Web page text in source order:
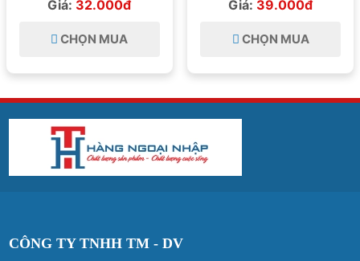
SECRET 1L [NHẬP
KHẨU BA LAN]
Giá: 32.000đ
CHỌN MUA
Giá: 39.000đ
CHỌN MUA
CÔNG TY TNHH TM - DV